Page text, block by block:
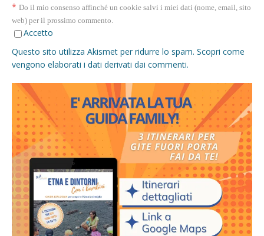
* Do il mio consenso affinché un cookie salvi i miei dati (nome, email, sito
web) per il prossimo commento.
Accetto
Questo sito utilizza Akismet per ridurre lo spam. Scopri come
vengono elaborati i dati derivati dai commenti.